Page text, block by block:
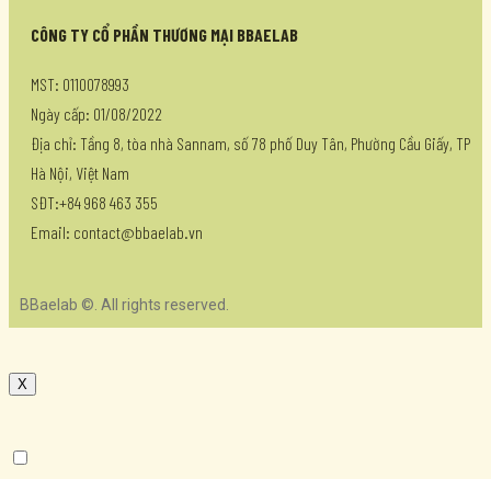
CÔNG TY CỔ PHẦN THƯƠNG MẠI BBAELAB
MST: 0110078993
Ngày cấp: 01/08/2022
Địa chỉ: Tầng 8, tòa nhà Sannam, số 78 phố Duy Tân, Phường Cầu Giấy, TP
Hà Nội, Việt Nam
SĐT:+84 968 463 355
Email: contact@bbaelab.vn
BBaelab ©. All rights reserved.
X